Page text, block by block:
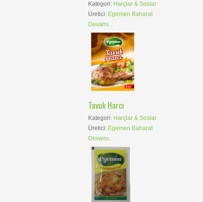
Kategori: Harçlar & Soslar
Üretici: Egemen Baharat
Devamı...
Tavuk Harcı
Kategori: Harçlar & Soslar
Üretici: Egemen Baharat
Devamı...